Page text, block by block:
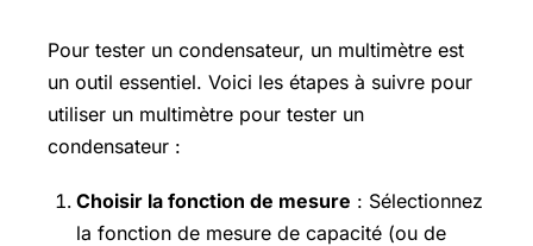
Pour tester un condensateur, un multimètre est
un outil essentiel. Voici les étapes à suivre pour
utiliser un multimètre pour tester un
condensateur :
Choisir la fonction de mesure : Sélectionnez
la fonction de mesure de capacité (ou de